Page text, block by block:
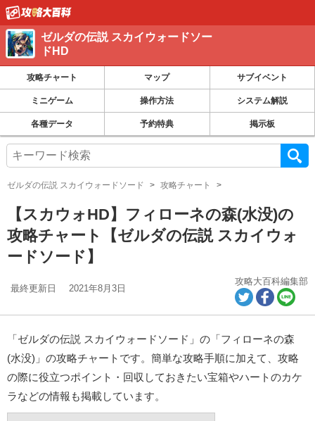
ゼルダの伝説 スカイウォードソー
ドHD
攻略チャート マップ サブイベント
ミニゲーム 操作方法 システム解説
各種データ 予約特典 掲示板
ゼルダの伝説 スカイウォードソード 攻略チャート
【スカウォHD】フィローネの森(水没)の
攻略チャート【ゼルダの伝説 スカイウォ
ードソード】
最終更新日 2021年8月3日
攻略大百科編集部
「ゼルダの伝説 スカイウォードソード」の「フィローネの森
(水没)」の攻略チャートです。簡単な攻略手順に加えて、攻略
の際に役立つポイント・回収しておきたい宝箱やハートのカケ
ラなどの情報も掲載しています。